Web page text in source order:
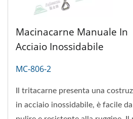
Macinacarne Manuale In
Acciaio Inossidabile
MC-806-2
Il tritacarne presenta una
in acciaio inossidabile, è facile da